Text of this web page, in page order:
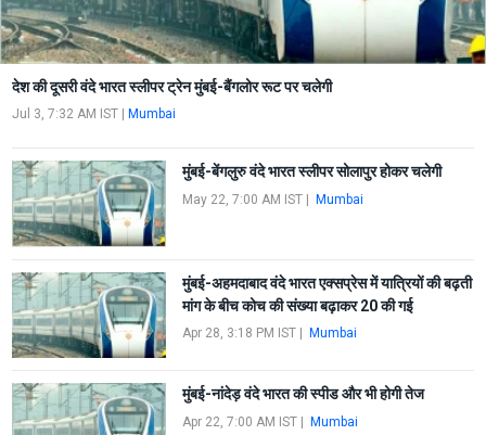
देश की दूसरी वंदे भारत स्लीपर ट्रेन मुंबई-बैंगलोर रूट पर चलेगी
Jul 3, 7:32 AM IST Mumbai
मुंबई-बेंगलुरु वंदे भारत स्लीपर सोलापुर होकर चलेगी
May 22, 7:00 AM IST| Mumbai
मुंबई-अहमदाबाद वंदे भारत एक्सप्रेस में यात्रियों की बढ़ती
मांग के बीच कोच की संख्या बढ़ाकर 20 की गई
Apr 28, 3:18 PM IST| Mumbai
मुंबई-नांदेड़ वंदे भारत की स्पीड और भी होगी तेज
Apr 22, 7:00 AM IST| Mumbai